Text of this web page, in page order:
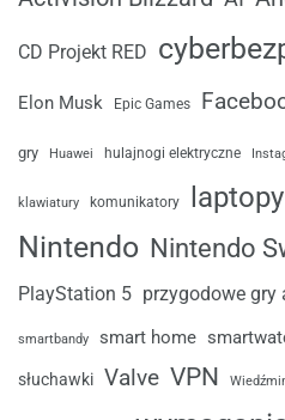
CD Projekt RED
Elon Musk Epic Games
gry Huawei hulajnogi elektryczne
klawiatury komunikatory laptopy
Nintendo Nintendo
PlayStation 5 przygodowe gry
smartbandy smart home
słuchawki Valve VPN